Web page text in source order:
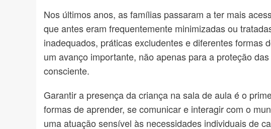
Nos últimos anos, as famílias passaram a ter mais
que antes eram frequentemente minimizadas ou
inadequados, práticas excludentes e diferentes formas
um avanço importante, não apenas para a proteção
consciente.
Garantir a presença da criança na sala de aula é o
formas de aprender, se comunicar e interagir com o
uma atuação sensível às necessidades individuais de